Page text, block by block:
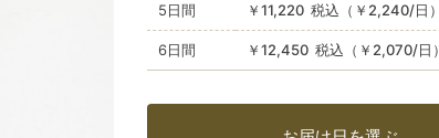
5日間 ￥11,220 税込（￥2,240/日）
6日間 ￥12,450 税込（￥2,070/日）